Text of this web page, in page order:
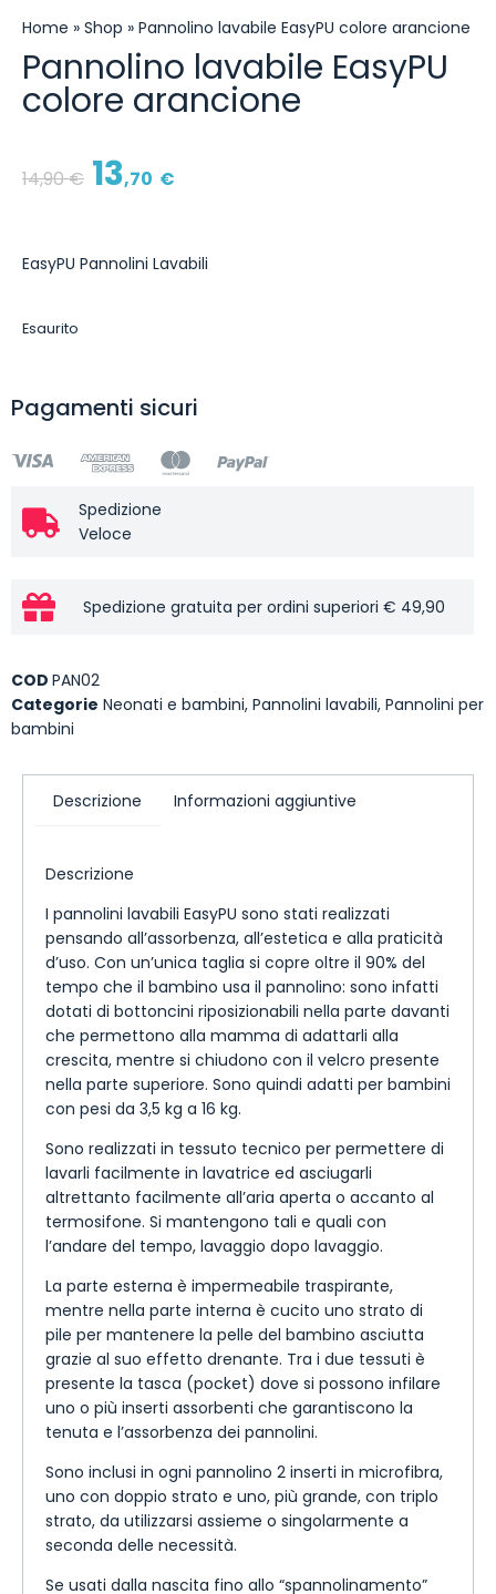
Home » Shop » Pannolino lavabile EasyPU colore arancione
Pannolino lavabile EasyPU
colore arancione
14,90€ 13,70 €
EasyPU Pannolini Lavabili
Esaurito
Pagamenti sicuri
Spedizione
Veloce
Spedizione gratuita per ordini superiori € 49,90
COD PAN02
Categorie Neonati e bambini, Pannolini lavabili, Pannolini per
bambini
Descrizione Informazioni aggiuntive
Descrizione
I pannolini lavabili EasyPU sono stati realizzati
pensando all’assorbenza, all’estetica e alla praticità
d’uso. Con un’unica taglia si copre oltre il 90% del
tempo che il bambino usa il pannolino: sono infatti
dotati di bottoncini riposizionabili nella parte davanti
che permettono alla mamma di adattarli alla
crescita, mentre si chiudono con il velcro presente
nella parte superiore. Sono quindi adatti per bambini
con pesi da 3,5 kg a 16 kg.
Sono realizzati in tessuto tecnico per permettere di
lavarli facilmente in lavatrice ed asciugarli
altrettanto facilmente all’aria aperta o accanto al
termosifone. Si mantengono tali e quali con
l’andare del tempo, lavaggio dopo lavaggio.
La parte esterna è impermeabile traspirante,
mentre nella parte interna è cucito uno strato di
pile per mantenere la pelle del bambino asciutta
grazie al suo effetto drenante. Tra i due tessuti è
presente la tasca (pocket) dove si possono infilare
uno o più inserti assorbenti che garantiscono la
tenuta e l’assorbenza dei pannolini.
Sono inclusi in ogni pannolino 2 inserti in microfibra,
uno con doppio strato e uno, più grande, con triplo
strato, da utilizzarsi assieme o singolarmente a
seconda delle necessità.
Se usati dalla nascita fino allo “spannolinamento”